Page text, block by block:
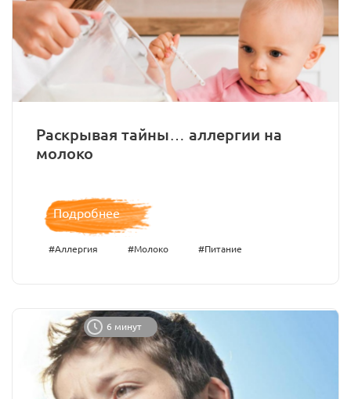
Раскрывая тайны… аллергии на
молоко
Подробнее
#Аллергия #Молоко #Питание
6 минут